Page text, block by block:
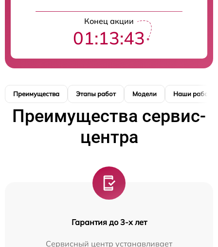
Конец акции
01:13:42
Преимущества Этапы работ Модели Наши работы
Преимущества сервис-
центра
Гарантия до 3-х лет
Сервисный центр устанавливает